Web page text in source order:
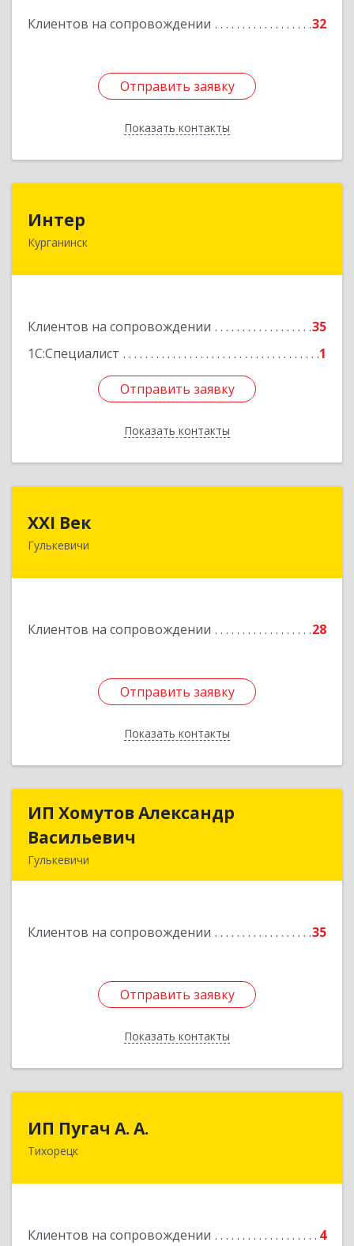
Клиентов на сопровождении 32
Отправить заявку
Показать контакты
Подробнее
Отправить заявку
Назад
Интер
Курганинск
Клиентов на сопровождении
35
1С:Специалист
1
Отправить заявку
Показать контакты
352430, Краснодарский край, Курганинск г,
Отправить заявку
Назад
XXI Век
Гулькевичи
Клиентов на сопровождении 28
Отправить заявку
Показать контакты
Отправить заявку
Назад
ИП Хомутов Александр
Васильевич
Гулькевичи
Клиентов на сопровождении 35
Отправить заявку
Показать контакты
ИП Хомутов Александр
Подробнее
Отправить заявку
Назад
ИП Пугач А. А.
Тихорецк
Клиентов на сопровождении 4
352114, Краснодарский край, Тихорецкий р-н,
Подробнее